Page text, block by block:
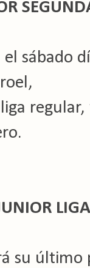
sábado
su